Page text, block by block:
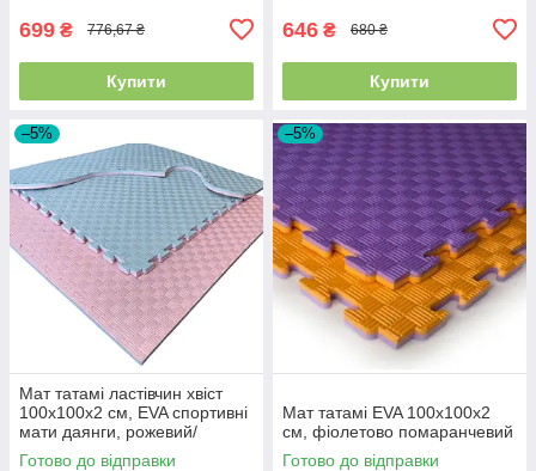
699 ₴ 776,67 ₴
Купити
646 ₴ 680 ₴
Купити
–5%
Мат татамі ластівчин хвіст
100х100х2 см, EVA спортивні
мати даянги, рожевий/
блакитний
Готово до відправки
–5%
Мат татамі EVA 100х100х2
см, фіолетово помаранчевий
Готово до відправки